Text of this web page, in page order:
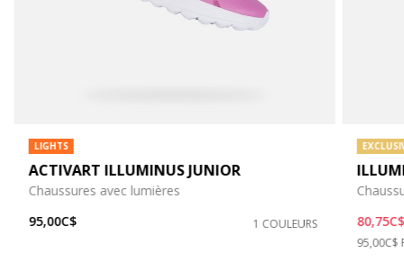
LIGHTS
ACTIVART ILLUMINUS JUNIOR
Chaussures avec lumières
95,00C$
1 COULEURS
80,75C$
Price
95,00C$